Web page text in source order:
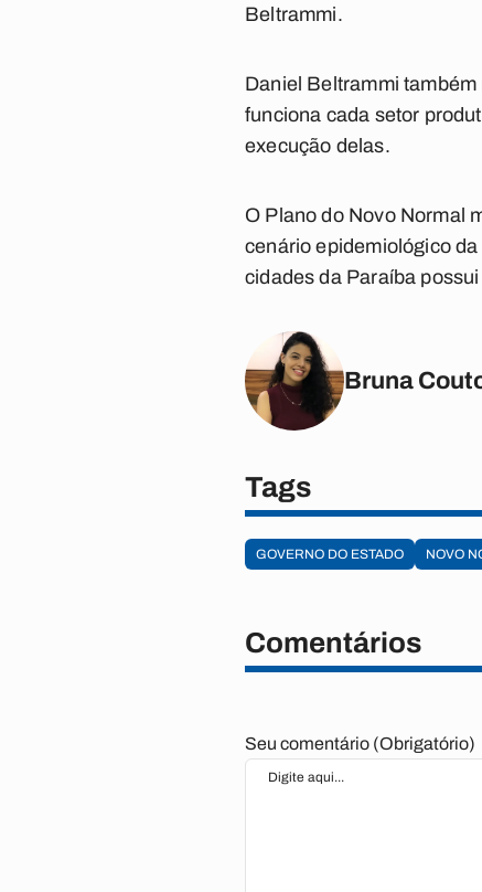
Beltrammi.
Daniel Beltrammi
funciona cada setor
execução delas.
O Plano do Novo Normal
cenário epidemiológico
cidades da Paraíba
Bruna
Tags
GOVERNO DO ESTADO NOVO
Comentários
Seu comentário (Obrigatório)